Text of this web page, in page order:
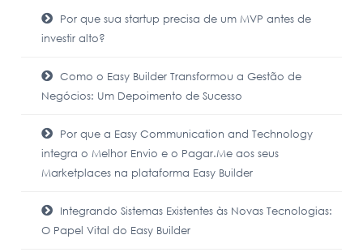
Por que sua startup precisa de um MVP antes de
investir alto?
Como o Easy Builder Transformou a Gestão de
Negócios: Um Depoimento de Sucesso
Por que a Easy Communication and Technology
integra o Melhor Envio e o Pagar.Me aos seus
Marketplaces na plataforma Easy Builder
Integrando Sistemas Existentes às Novas Tecnologias:
O Papel Vital do Easy Builder